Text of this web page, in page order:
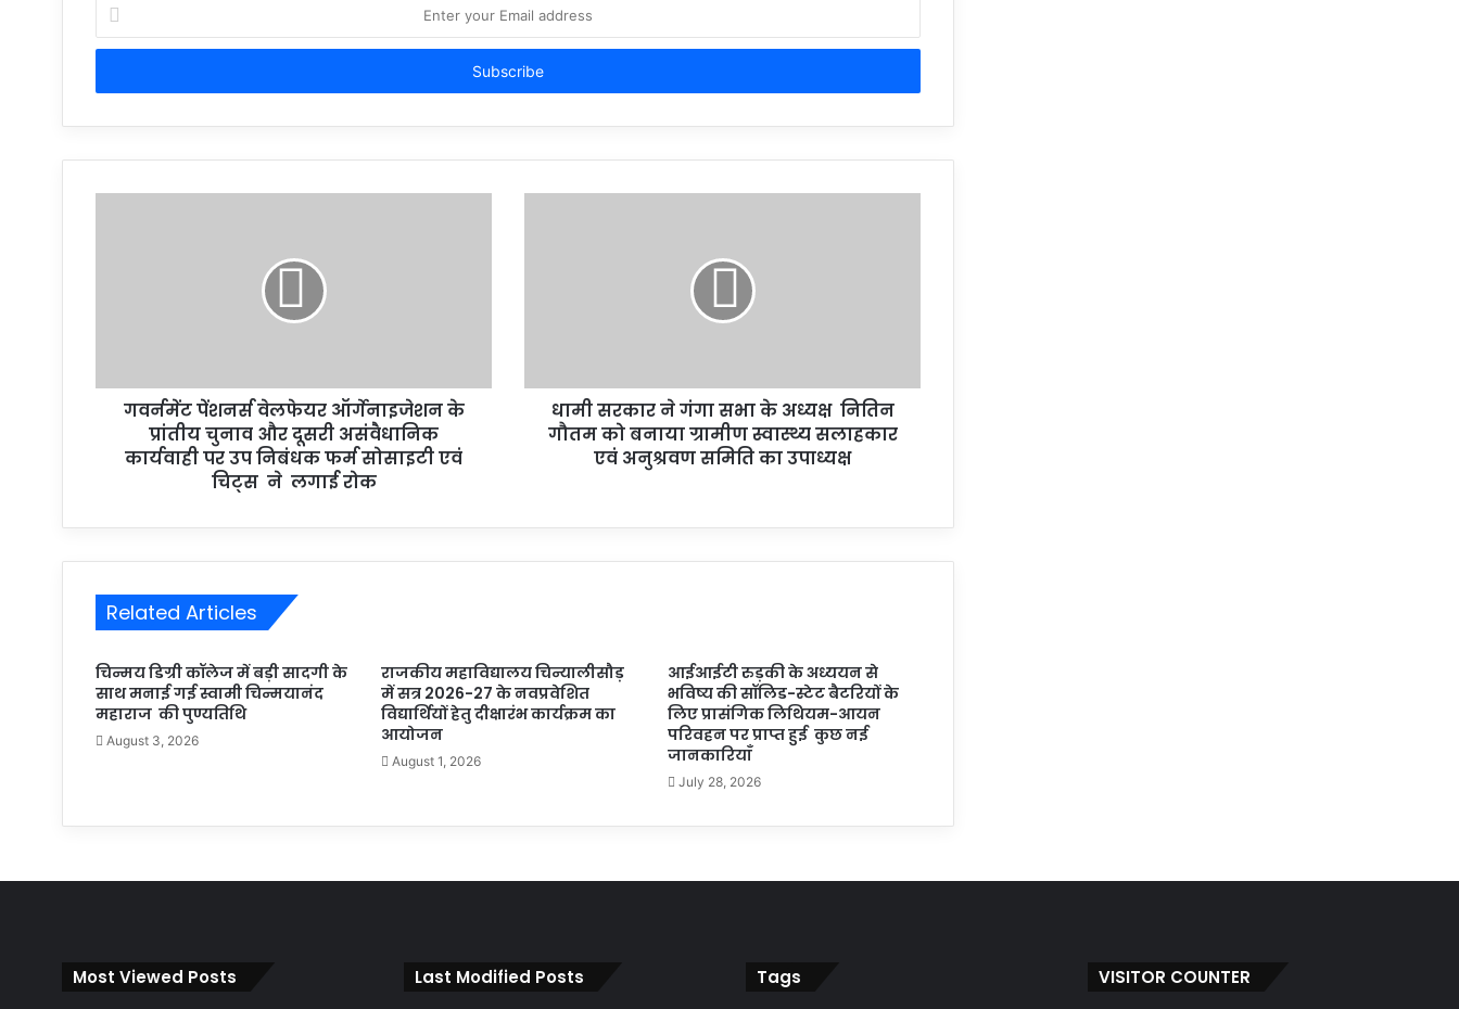
your
Email
गवर्नमेंट पेंशनर्स वेलफेयर ऑर्गेनाइजेशन के
प्रांतीय चुनाव और दूसरी असंवैधानिक
कार्यवाही पर उप निबंधक फर्म सोसाइटी एवं
चिट्स ने लगाई रोक
धामी सरकार ने गंगा सभा के अध्यक्ष नितिन
गौतम को बनाया ग्रामीण स्वास्थ्य सलाहकार
एवं अनुश्रवण समिति का उपाध्यक्ष
Related Articles
चिन्मय डिग्री कॉलेज में बड़ी सादगी के
साथ मनाई गई स्वामी चिन्मयानंद
महाराज की पुण्यतिथि
August 3, 2026
राजकीय महाविद्यालय चिन्यालीसौड़
में सत्र 2026-27 के नवप्रवेशित
विद्यार्थियों हेतु दीक्षारंभ कार्यक्रम का
आयोजन
August 1, 2026
आईआईटी रुड़की के अध्ययन से
भविष्य की सॉलिड-स्टेट बैटरियों के
लिए प्रासंगिक लिथियम-आयन
परिवहन पर प्राप्त हुई कुछ नई
जानकारियाँ
July 28, 2026
Most Viewed Posts Last Modified Posts Tags VISITOR COUNTER